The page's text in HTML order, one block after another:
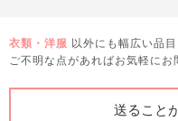
衣類・洋服 以外にも幅広い品
ご不明な点があればお気軽にお
送ること